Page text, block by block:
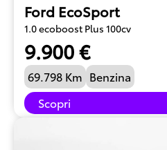
Ford EcoSport
1.0 ecoboost Plus 100cv
9.900 €
69.798 Km Benzina
Scopri